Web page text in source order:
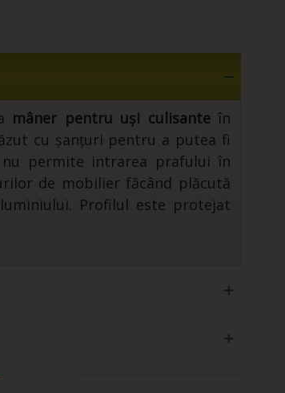
mâner pentru uși culisanteîn
cu șanțuri pentru a putea fi
nu permite intrarea prafului în
de mobilier făcând plăcută
Profilul este protejat